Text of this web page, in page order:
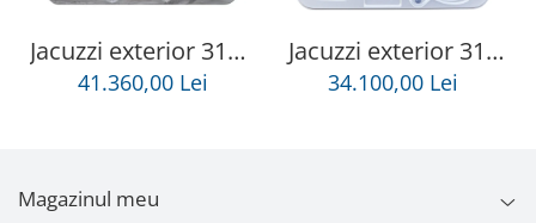
Jacuzzi exterior 313A
Gecko, Storm Grey,
41.360,00 Lei
Jacuzzi exterior 319
Gecko, Alb perlat, 6
34.100,00 Lei
Magazinul meu